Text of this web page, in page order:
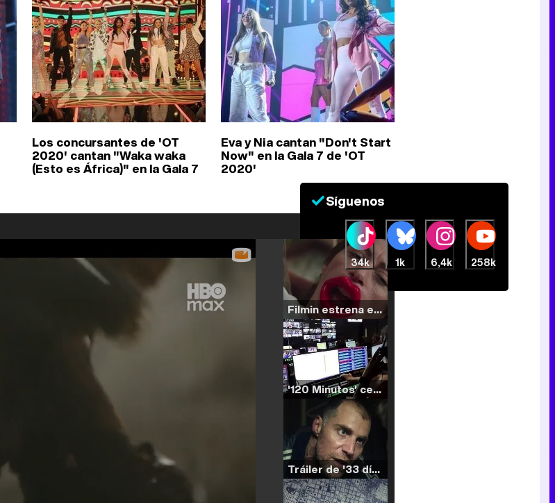
Filmin estrena el tráiler de 'Millennial Mal', su nueva comedia universitaria de la mano de Lorena Iglesias
'120 Minutos' celebra sus 2.000 programas en Telemadrid con un vídeo del día a día en la redacción
Tráiler de '33 días', la nueva serie de Atresplayer con Julián Villagrán y José Manuel Poga
Los concursantes de 'OT
2020' cantan "Waka waka
(Esto es África)" en la Gala 7
Eva y Nia cantan "Don't Start
Now" en la Gala 7 de 'OT
2020'
Síguenos
34k 1k 6,4k 258k